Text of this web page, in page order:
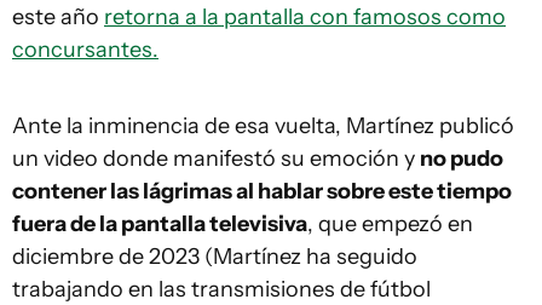
este año retorna a la pantalla con famosos como
concursantes.
Ante la inminencia de esa vuelta, Martínez publicó
un video donde manifestó su emoción y no pudo
contener las lágrimas al hablar sobre este tiempo
fuera de la pantalla televisiva, que empezó en
diciembre de 2023 (Martínez ha seguido
trabajando en las transmisiones de fútbol